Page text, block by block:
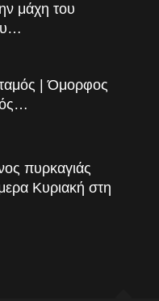
μάχη του
| Όμορφος
πυρκαγιάς
Κυριακή στη